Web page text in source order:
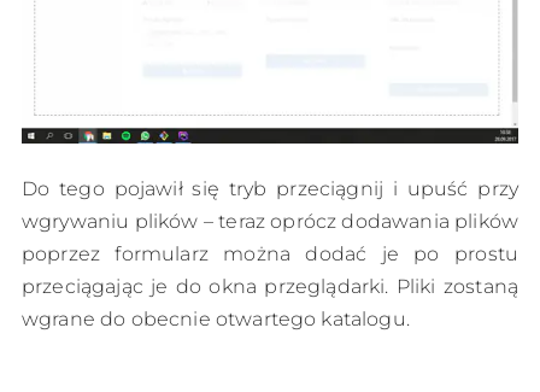
Do tego pojawił się tryb przeciągnij i upuść przy
wgrywaniu plików – teraz oprócz dodawania plików
poprzez formularz można dodać je po prostu
przeciągając je do okna przeglądarki. Pliki zostaną
wgrane do obecnie otwartego katalogu.